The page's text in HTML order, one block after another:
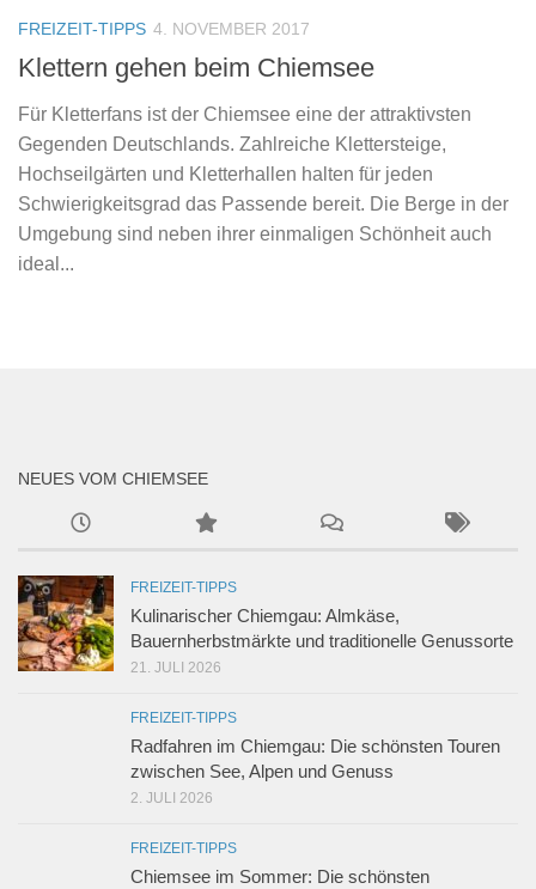
FREIZEIT-TIPPS 4. NOVEMBER 2017
Klettern gehen beim Chiemsee
Für Kletterfans ist der Chiemsee eine der attraktivsten
Gegenden Deutschlands. Zahlreiche Klettersteige,
Hochseilgärten und Kletterhallen halten für jeden
Schwierigkeitsgrad das Passende bereit. Die Berge in der
Umgebung sind neben ihrer einmaligen Schönheit auch
ideal...
NEUES VOM CHIEMSEE
FREIZEIT-TIPPS
Kulinarischer Chiemgau: Almkäse,
Bauernherbstmärkte und traditionelle Genussorte
21. JULI 2026
FREIZEIT-TIPPS
Radfahren im Chiemgau: Die schönsten Touren
zwischen See, Alpen und Genuss
2. JULI 2026
FREIZEIT-TIPPS
Chiemsee im Sommer: Die schönsten